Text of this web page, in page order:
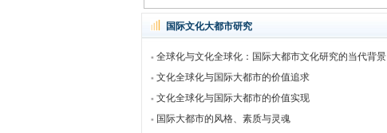
国际文化大都市研究
全球化与文化全球化：国际大都市文化研究的当代背景
文化全球化与国际大都市的价值追求
文化全球化与国际大都市的价值实现
国际大都市的风格、素质与灵魂